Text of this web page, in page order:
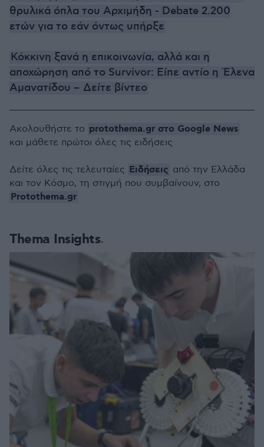
θρυλικά όπλα του Αρχιμήδη - Debate 2.200
ετών για το εάν όντως υπήρξε
Κόκκινη ξανά η επικοινωνία, αλλά και η
αποχώρηση από το Survivor: Είπε αντίο η Έλενα
Αμανατίδου – Δείτε βίντεο
Thema Insights
Ακολουθήστε το protothema.gr στο Google News
και μάθετε πρώτοι όλες τις ειδήσεις
Δείτε όλες τις τελευταίες Ειδήσεις από την Ελλάδα
και τον Κόσμο, τη στιγμή που συμβαίνουν, στο
Protothema.gr